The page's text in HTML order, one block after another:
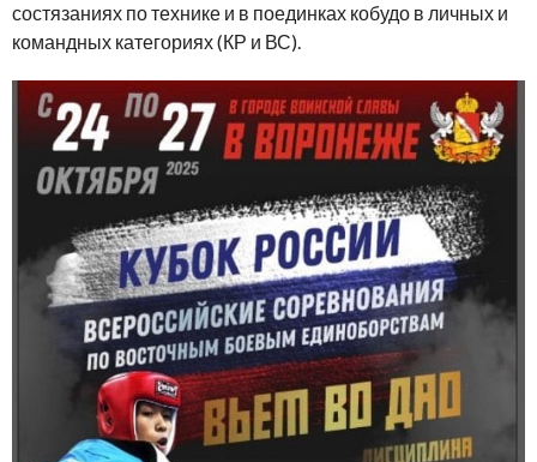
состязаниях по технике и в поединках кобудо в личных и
командных категориях (КР и ВС).